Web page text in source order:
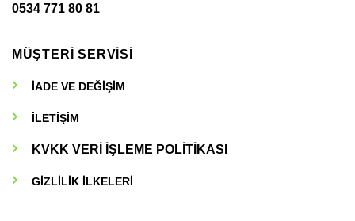
0534 771 80 81
MÜŞTERİ SERVİSİ
İADE VE DEĞİŞİM
İLETİŞİM
KVKK VERİ İŞLEME POLİTİKASI
GİZLİLİK İLKELERİ